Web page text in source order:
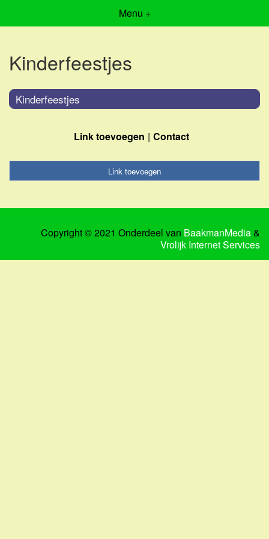
Menu +
Kinderfeestjes
Kinderfeestjes
Link toevoegen Contact
Link toevoegen
Copyright © 2021 Onderdeel van BaakmanMedia&
Vrolijk Internet Services